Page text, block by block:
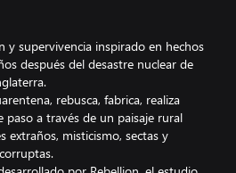
y supervivencia inspirado en hechos
después del desastre nuclear de
rebusca, fabrica, realiza
paso a través de un paisaje rural
extraños, misticismo, sectas y